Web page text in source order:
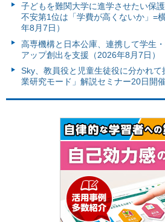
子どもを難関大学に進学させたい保
不安第1位は「学費が高くないか」=
年8月7日）
高専機構と日本公庫、連携して学生
アップ創出を支援（2026年8月7日）
Sky、教員役と児童生徒役に分かれ
業研究モード」解説セミナー20日開